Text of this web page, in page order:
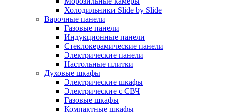
Холодильники Slide by Slide
Варочные панели
Газовые панели
Индукционные панели
Стеклокерамические панели
Электрические панели
Настольные плитки
Духовые шкафы
Электрические шкафы
Электрические с СВЧ
Газовые шкафы
Компактные шкафы